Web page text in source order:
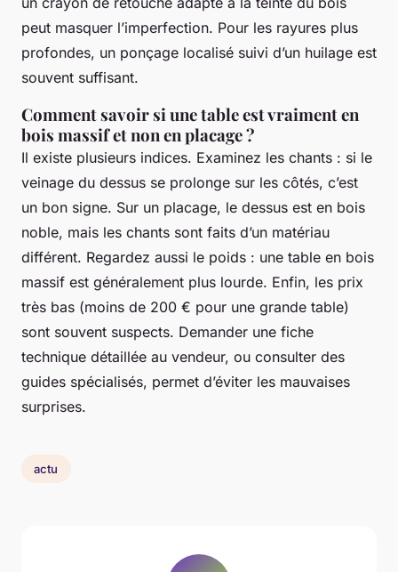
peut masquer l’imperfection. Pour les rayures plus
profondes, un ponçage localisé suivi d’un huilage est
souvent suffisant.
Comment savoir si une table est vraiment en
bois massif et non en placage ?
Il existe plusieurs indices. Examinez les chants : si le
veinage du dessus se prolonge sur les côtés, c’est
un bon signe. Sur un placage, le dessus est en bois
noble, mais les chants sont faits d’un matériau
différent. Regardez aussi le poids : une table en bois
massif est généralement plus lourde. Enfin, les prix
très bas (moins de 200 € pour une grande table)
sont souvent suspects. Demander une fiche
technique détaillée au vendeur, ou consulter des
guides spécialisés, permet d’éviter les mauvaises
surprises.
actu